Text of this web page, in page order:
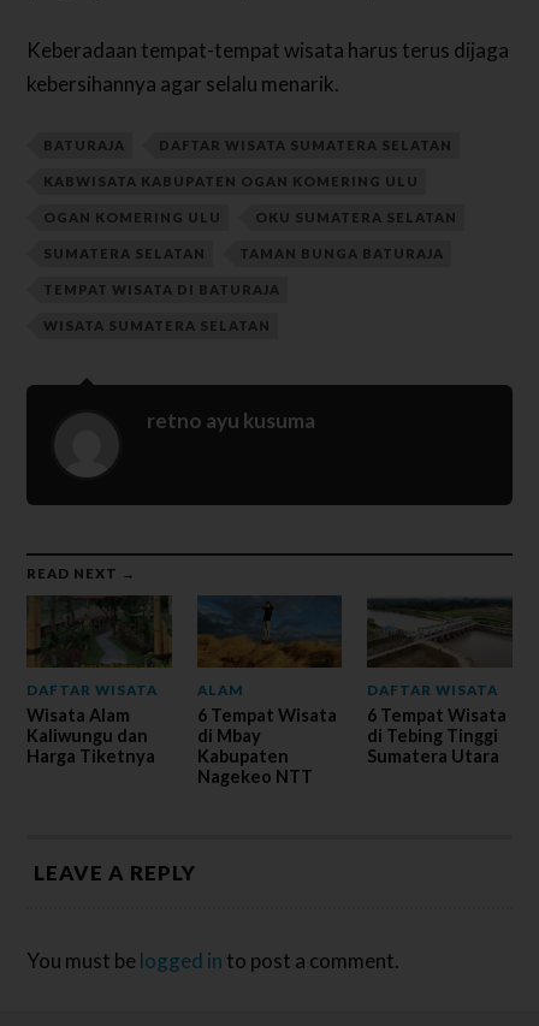
Keberadaan tempat-tempat wisata harus terus dijaga
kebersihannya agar selalu menarik.
BATURAJA DAFTAR WISATA SUMATERA SELATAN
KABWISATA KABUPATEN OGAN KOMERING ULU
OGAN KOMERING ULU OKU SUMATERA SELATAN
SUMATERA SELATAN TAMAN BUNGA BATURAJA
TEMPAT WISATA DI BATURAJA
WISATA SUMATERA SELATAN
retno ayu kusuma
READ NEXT →
DAFTAR WISATA
Wisata Alam
Kaliwungu dan
Harga Tiketnya
ALAM
6 Tempat Wisata
di Mbay
Kabupaten
Nagekeo NTT
DAFTAR WISATA
6 Tempat Wisata
di Tebing Tinggi
Sumatera Utara
LEAVE A REPLY
You must be logged in to post a comment.